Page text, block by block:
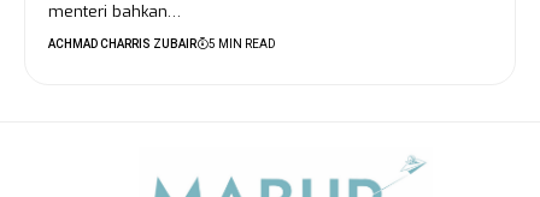
menteri bahkan…
ACHMAD CHARRIS ZUBAIR 5 MIN READ